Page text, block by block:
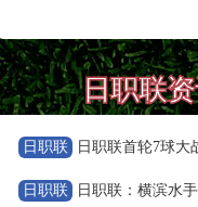
中超 08-09
河南队 VS
日职联
日职联
日职联